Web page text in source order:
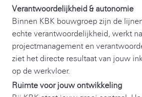
Verantwoordelijkheid & autonomie
Binnen KBK bouwgroep zijn de
echte verantwoordelijkheid, werkt
projectmanagement en
ziet het directe resultaat van jouw
op de werkvloer.
Ruimte voor jouw ontwikkeling